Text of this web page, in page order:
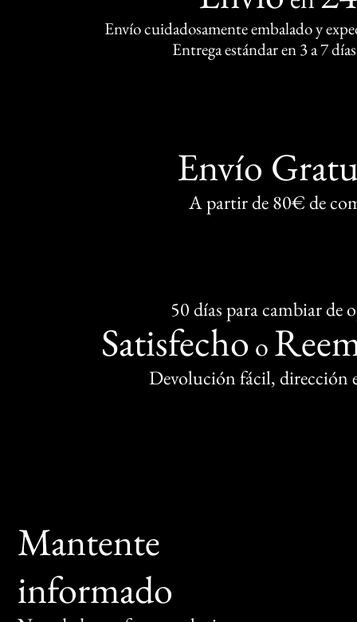
Envío cuidadosamente embalado y
Entrega estándar en 3 a 7
Envío
A partir de 80€ de
50 días para cambiar de
Satisfecho o
Devolución fácil, dirección
Mantente
informado